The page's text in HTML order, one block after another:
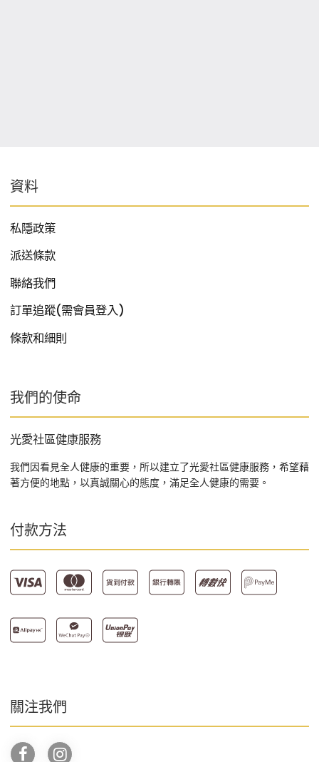
資料
私隱政策
派送條款
聯絡我們
訂單追蹤(需會員登入)
條款和細則
我們的使命
光愛社區健康服務
我們因看見全人健康的重要，所以建立了光愛社區健康服務，希望藉
著方便的地點，以真誠關心的態度，滿足全人健康的需要。
付款方法
關注我們